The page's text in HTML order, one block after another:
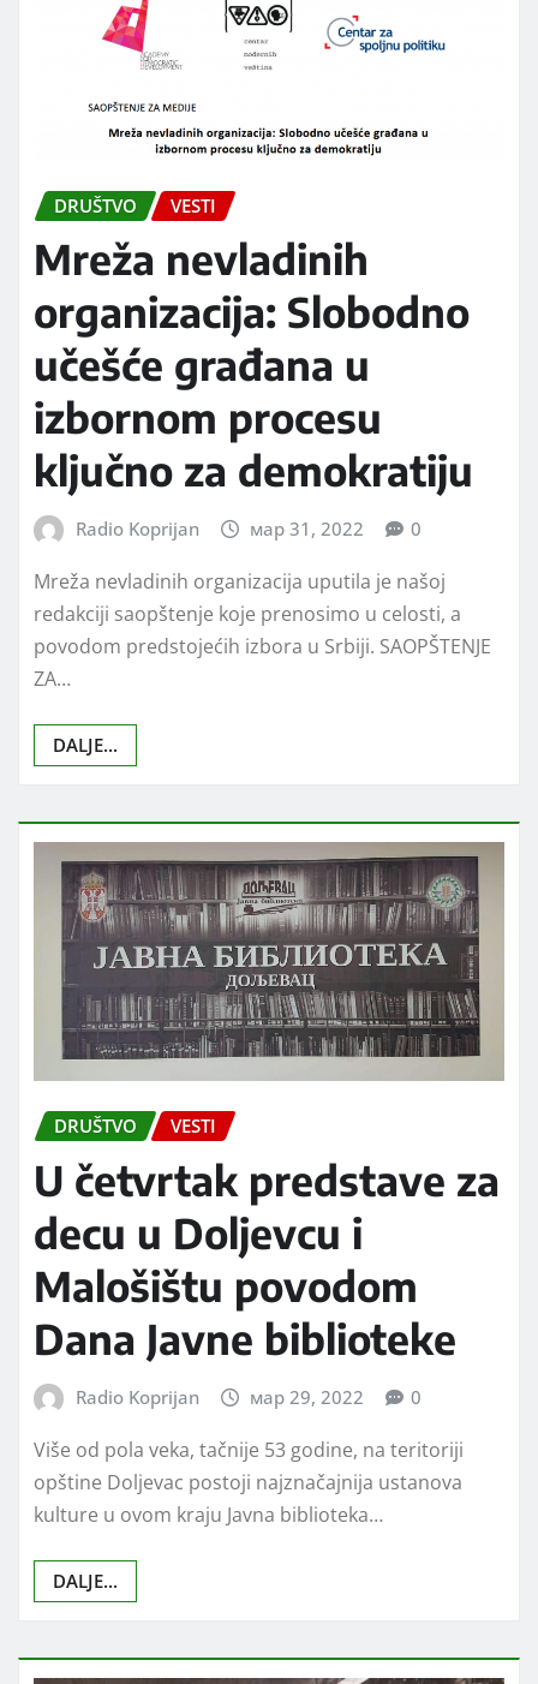
DRUŠTVO VESTI
Mreža nevladinih
organizacija: Slobodno
učešće građana u
izbornom procesu
ključno za demokratiju
Radio Koprijan мар 31, 2022 0
Mreža nevladinih organizacija uputila je našoj
redakciji saopštenje koje prenosimo u celosti, a
povodom predstojećih izbora u Srbiji. SAOPŠTENJE
ZA…
DALJE...
DRUŠTVO VESTI
U četvrtak predstave za
decu u Doljevcu i
Malošištu povodom
Dana Javne biblioteke
Radio Koprijan мар 29, 2022 0
Više od pola veka, tačnije 53 godine, na teritoriji
opštine Doljevac postoji najznačajnija ustanova
kulture u ovom kraju Javna biblioteka…
DALJE...